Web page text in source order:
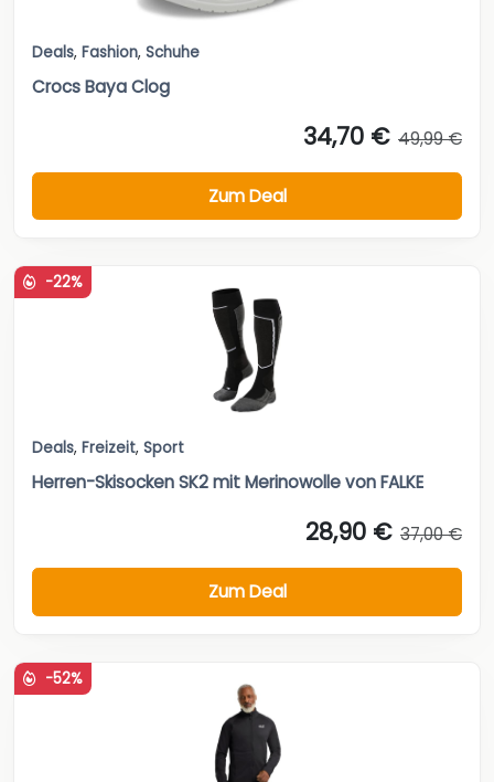
Deals, Fashion, Schuhe
Crocs Baya Clog
34,70 € 49,99 €
Zum Deal
-22%
Deals, Freizeit, Sport
Herren-Skisocken SK2 mit Merinowolle von FALKE
28,90 € 37,00 €
Zum Deal
-52%